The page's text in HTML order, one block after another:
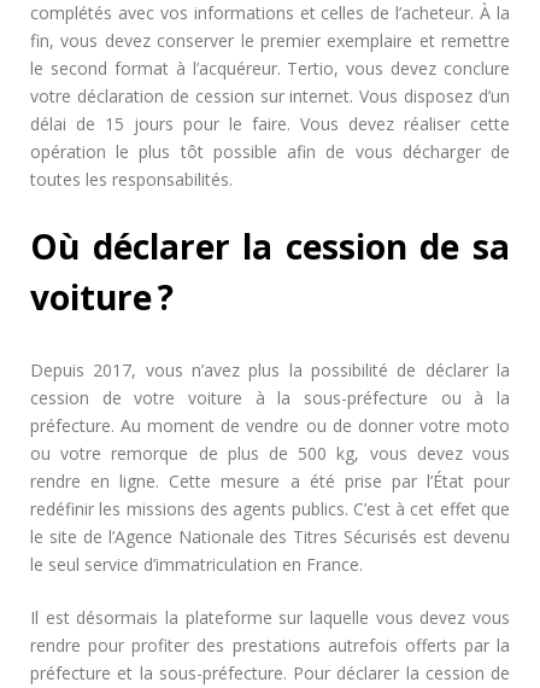
complétés avec vos informations et celles de l’acheteur. À la
fin, vous devez conserver le premier exemplaire et remettre
le second format à l’acquéreur. Tertio, vous devez conclure
votre déclaration de cession sur internet. Vous disposez d’un
délai de 15 jours pour le faire. Vous devez réaliser cette
opération le plus tôt possible afin de vous décharger de
toutes les responsabilités.
Où déclarer la cession de sa
voiture ?
Depuis 2017, vous n’avez plus la possibilité de déclarer la
cession de votre voiture à la sous-préfecture ou à la
préfecture. Au moment de vendre ou de donner votre moto
ou votre remorque de plus de 500 kg, vous devez vous
rendre en ligne. Cette mesure a été prise par l’État pour
redéfinir les missions des agents publics. C’est à cet effet que
le site de l’Agence Nationale des Titres Sécurisés est devenu
le seul service d’immatriculation en France.
Il est désormais la plateforme sur laquelle vous devez vous
rendre pour profiter des prestations autrefois offerts par la
préfecture et la sous-préfecture. Pour déclarer la cession de